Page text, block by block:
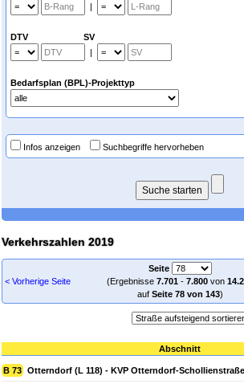
|
DTV SV
|
Bedarfsplan (BPL)-Projekttyp
Infos anzeigen Suchbegriffe hervorheben
Verkehrszahlen 2019
< Vorherige Seite
Seite
(Ergebnisse 7.701- 7.800von
auf Seite 78 von 143)
Abschnitt
B 73 Otterndorf (L 118) - KVP Otterndorf-